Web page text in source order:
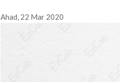
Ahad, 22 Mar 2020